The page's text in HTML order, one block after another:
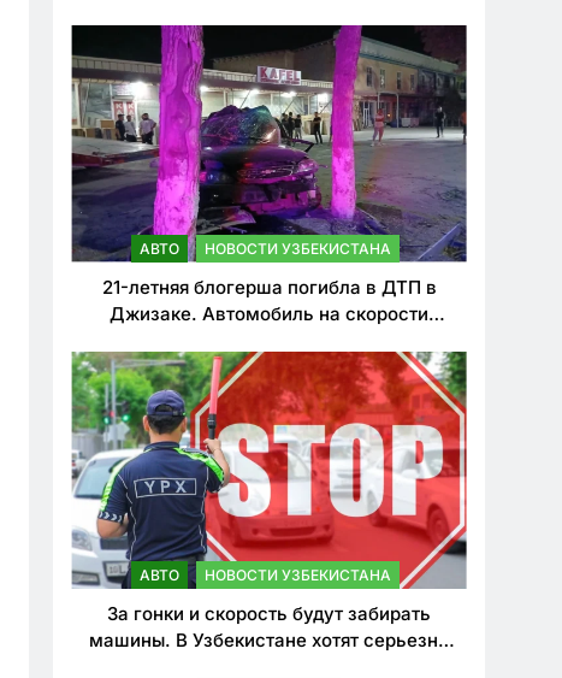
нарушителей ПДД
АВТО НОВОСТИ УЗБЕКИСТАНА
21-летняя блогерша погибла в ДТП в
Джизаке. Автомобиль на скорости
АВТО НОВОСТИ УЗБЕКИСТАНА
За гонки и скорость будут забирать
машины. В Узбекистане хотят серьезно